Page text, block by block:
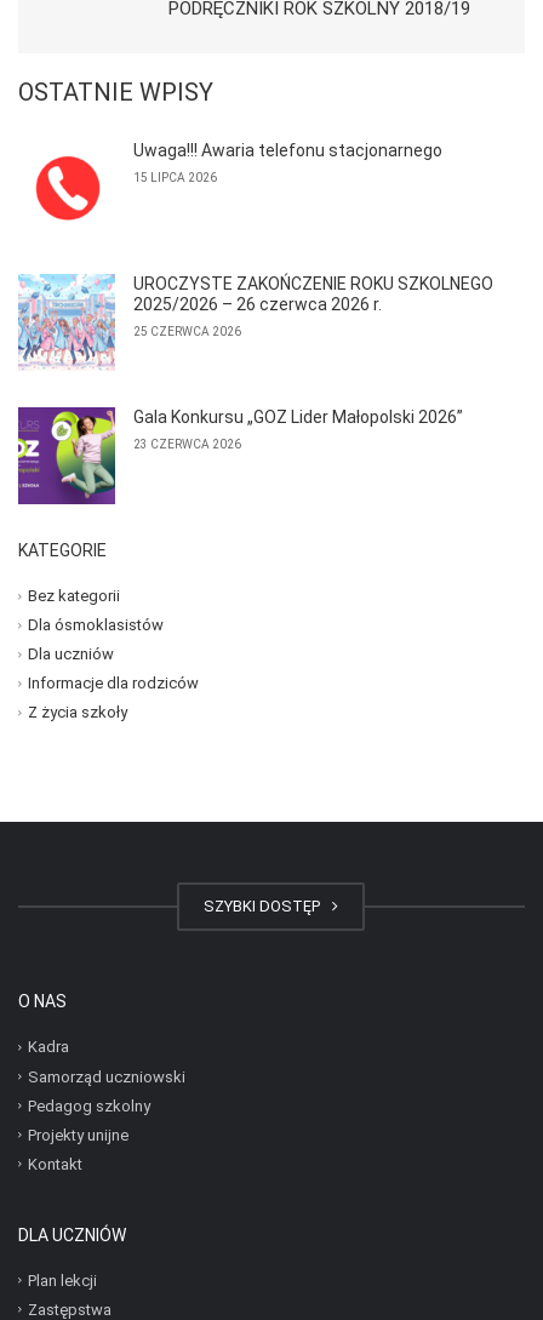
PODRĘCZNIKI ROK SZKOLNY 2018/19
OSTATNIE WPISY
Uwaga!!! Awaria telefonu stacjonarnego
15 LIPCA 2026
UROCZYSTE ZAKOŃCZENIE ROKU SZKOLNEGO
2025/2026 – 26 czerwca 2026 r.
25 CZERWCA 2026
Gala Konkursu „GOZ Lider Małopolski 2026”
23 CZERWCA 2026
KATEGORIE
Bez kategorii
Dla ósmoklasistów
Dla uczniów
Informacje dla rodziców
Z życia szkoły
SZYBKI DOSTĘP
O NAS
Kadra
Samorząd uczniowski
Pedagog szkolny
Projekty unijne
Kontakt
DLA UCZNIÓW
Plan lekcji
Zastępstwa